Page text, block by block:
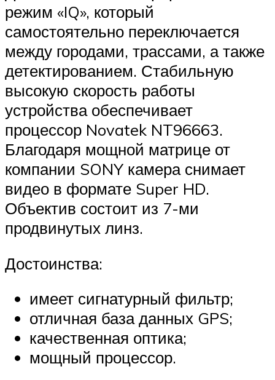
режим «IQ», который
самостоятельно переключается
между городами, трассами, а также
детектированием. Стабильную
высокую скорость работы
устройства обеспечивает
процессор Novatek NT96663.
Благодаря мощной матрице от
компании SONY камера снимает
видео в формате Super HD.
Объектив состоит из 7-ми
продвинутых линз.
Достоинства:
имеет сигнатурный фильтр;
отличная база данных GPS;
качественная оптика;
мощный процессор.